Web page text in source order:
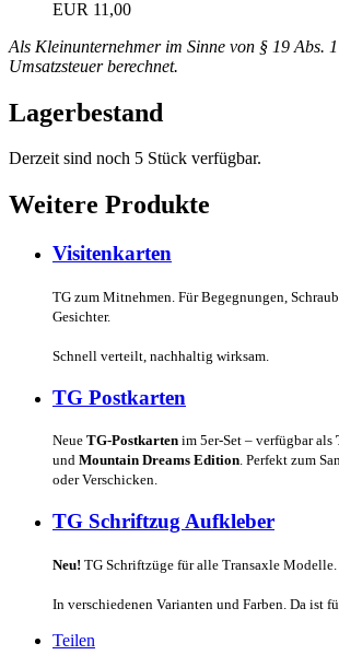
EUR 11,00
Als Kleinunternehmer im Sinne von § 19 Abs.
Umsatzsteuer berechnet.
Lagerbestand
Derzeit sind noch 5 Stück verfügbar.
Weitere Produkte
Visitenkarten
TG zum Mitnehmen. Für Begegnungen,
Gesichter.
Schnell verteilt, nachhaltig wirksam.
TG Postkarten
Neue TG-Postkarten im 5er-Set – verfügbar als
und Mountain Dreams Edition. Perfekt zum
oder Verschicken.
TG Schriftzug Aufkleber
Neu! TG Schriftzüge für alle Transaxle Modelle.
In verschiedenen Varianten und Farben. Da ist
Teilen